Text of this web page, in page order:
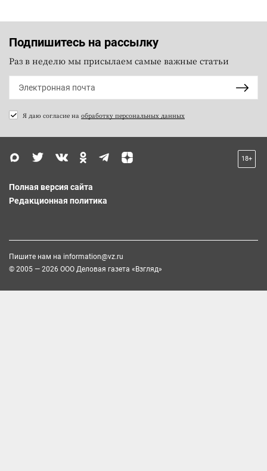
Подпишитесь на рассылку
Раз в неделю мы присылаем самые важные статьи
Я даю согласие на обработку персональных данных
18+
Полная версия сайта
Редакционная политика
Пишите нам на information@vz.ru
© 2005 — 2026 ООО Деловая газета «Взгляд»